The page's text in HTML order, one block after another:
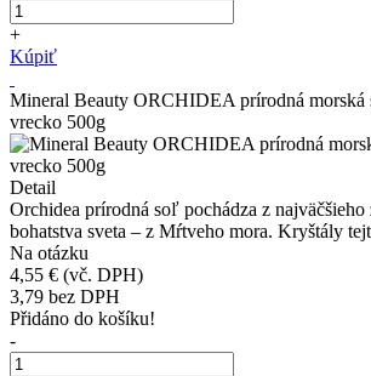
+
Kúpiť
Mineral Beauty ORCHIDEA prírodná
vrecko 500g
Detail
Orchidea prírodná soľ pochádza z
bohatstva sveta – z Mŕtveho mora. Kryštály
Na otázku
4,55 € (vč. DPH)
3,79 bez DPH
Přidáno do košíku!
-